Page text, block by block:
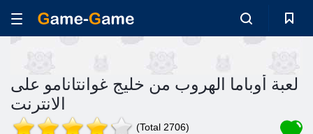
لعبة أوباما الهروب من خليج غوانتانامو على
الانترنت
(Total 2706)